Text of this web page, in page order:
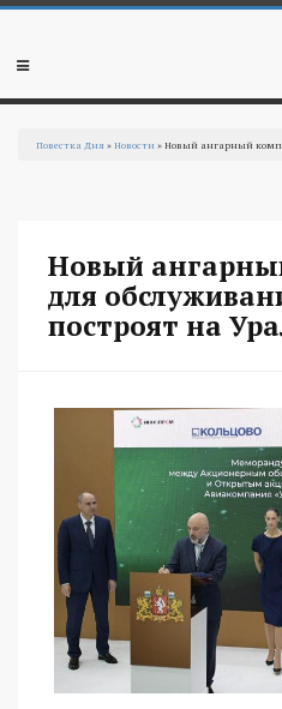
Перейти к основному содержанию
Мобильное
Повестка Дня »Новости » Новый ангарный
Новый
для
построят на